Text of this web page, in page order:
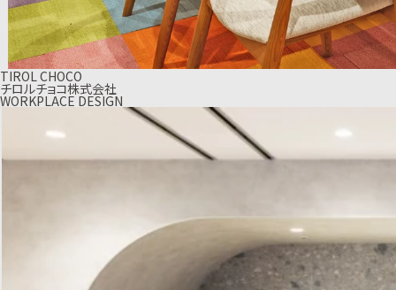
TIROL CHOCO
チロルチョコ株式会社
WORKPLACE DESIGN